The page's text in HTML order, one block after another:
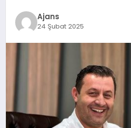
YAŞAMAjans
24 Şubat 2025